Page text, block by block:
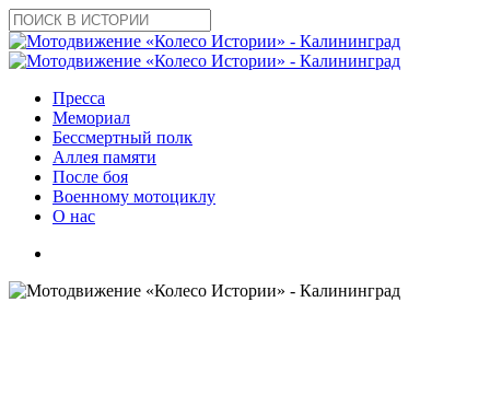
Skip
to
main
Close
Search
search
Menu
Пресса
Мемориал
Бессмертный полк
Аллея памяти
После боя
Военному мотоциклу
О нас